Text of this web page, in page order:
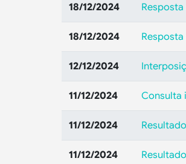
18/12/2024
18/12/2024
12/12/2024
11/12/2024 Consulta
11/12/2024
11/12/2024